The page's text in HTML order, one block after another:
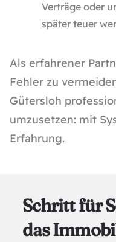
Verträge oder
später teuer
Als erfahrener
Fehler zu
Gütersloh
umzusetzen: mit
Erfahrung.
Schritt für
das